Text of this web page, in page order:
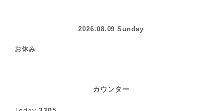
2026.08.09 Sunday
お休み
カウンター